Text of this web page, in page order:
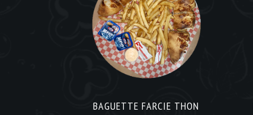
BAGUETTE FARCIE THON